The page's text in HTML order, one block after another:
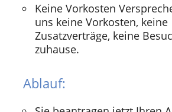
Keine Vorkosten
uns keine Vorkosten, keine
Zusatzverträge, keine
zuhause.
Ablauf: